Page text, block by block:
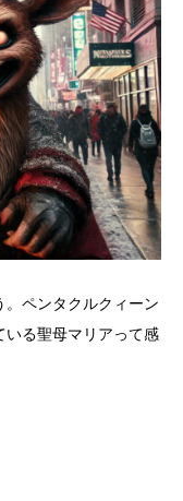
。ペンタクルクィーン
いる聖母マリアって感